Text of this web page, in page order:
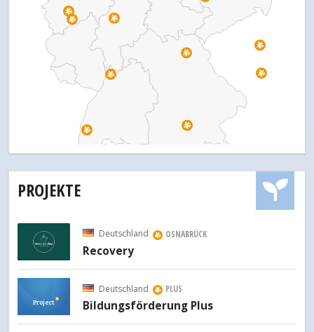
PROJEKTE
Deutschland OSNABRÜCK
Recovery
Project
Deutschland PLUS
Bildungsförderung Plus